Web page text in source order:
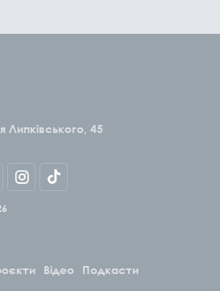
Липківського, 45
Відео
Подкасти